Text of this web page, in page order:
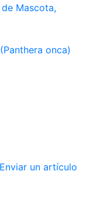
Mascota,
onca)
Enviar un artículo